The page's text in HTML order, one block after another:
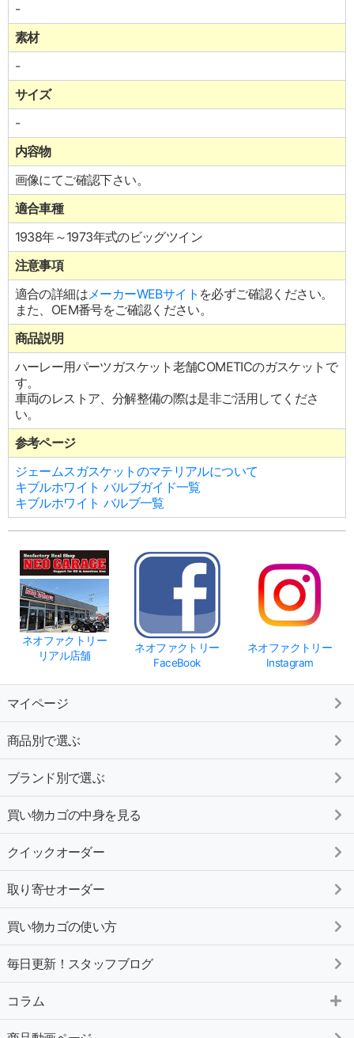
-
素材
-
サイズ
-
内容物
画像にてご確認下さい。
適合車種
1938年～1973年式のビッグツイン
注意事項
適合の詳細はメーカーWEBサイト を必ずご確認ください。
また、OEM番号をご確認ください。
商品説明
ハーレー用パーツガスケット老舗COMETICのガスケットで
す。
車両のレストア、分解整備の際は是非ご活用してくださ
い。
参考ページ
ジェームスガスケットのマテリアルについて
キブルホワイト バルブガイド一覧
キブルホワイト バルブ一覧
ネオファクトリー
リアル店舗
ネオファクトリー
FaceBook
ネオファクトリー
Instagram
マイページ
商品別で選ぶ
ブランド別で選ぶ
買い物カゴの中身を見る
クイックオーダー
取り寄せオーダー
買い物カゴの使い方
毎日更新！スタッフブログ
コラム